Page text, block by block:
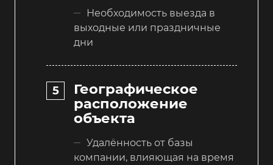
Необходимость выезда в
выходные или праздничные
дни
Географическое
расположение
объекта
Удалённость от базы
компании, влияющая на время